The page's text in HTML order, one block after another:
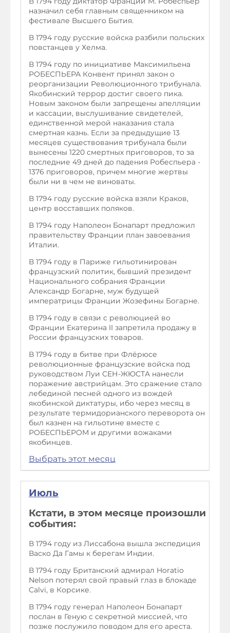
назначил себя главным священником на
фестивале Высшего Бытия.
В 1794 году русские войска разбили польских
повстанцев у Хелма.
В 1794 году по инициативе Максимильена
РОБЕСПЬЕРА Конвент принял закон о
реорганизации Революционного трибунала.
Якобинский террор достиг своего пика.
Новым законом были запрещены апелляции
и кассации, выслушивание свидетелей,
единственной мерой наказания стала
смертная казнь. Если за предыдущие 13
месяцев существования трибунала были
вынесены 1220 смертных приговоров, то за
последние 49 дней до падения Робеспьера -
1376 приговоров, причем многие жертвы
были ни в чем не виноваты.
В 1794 году русские войска взяли Краков,
центр восставших поляков.
В 1794 году Наполеон Бонапарт предложил
правительству Франции план завоевания
Италии.
В 1794 году в Париже гильотинирован
французский политик, бывший президент
Национального собрания Франции
Александр Богарне, муж будущей
императрицы Франции Жозефины Богарне.
В 1794 году в связи с революцией во
Франции Екатерина II запретила продажу в
России французских товаров.
В 1794 году в битве при Флёрюсе
революционные французские войска под
руководством Луи СЕН-ЖЮСТА нанесли
поражение австрийцам. Это сражение стало
лебединой песней одного из вождей
якобинской диктатуры, ибо через месяц в
результате термидорианского переворота он
был казнен на гильотине вместе с
РОБЕСПЬЕРОМ и другими вожаками
якобинцев.
Выбрать этот месяц
Июль
Кстати, в этом месяце произошли
события:
В 1794 году из Лиссабона вышла экспедиция
Васко Да Гамы к берегам Индии.
В 1794 году Британский адмирал Horatio
Nelson потерял свой правый глаз в блокаде
Calvi, в Корсике.
В 1794 году генерал Наполеон Бонапарт
послан в Геную с секретной миссией, что
позже послужило поводом для его ареста.